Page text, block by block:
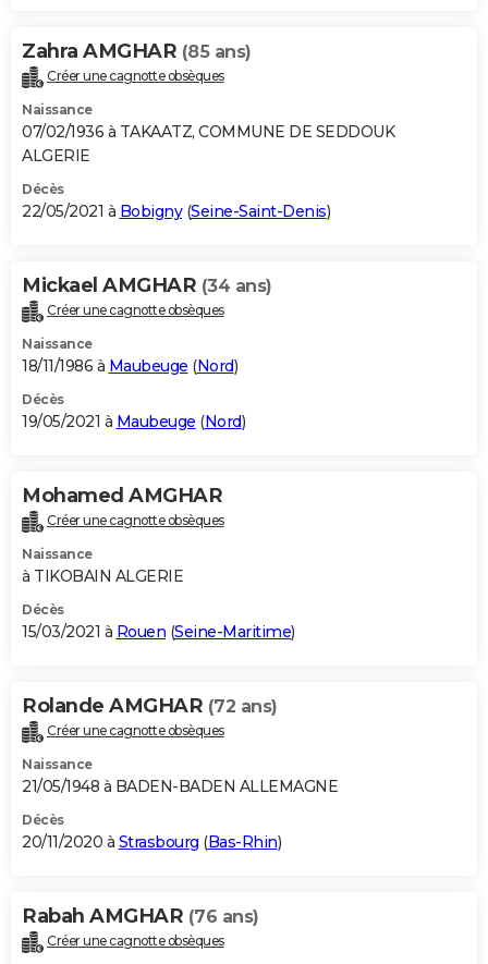
Zahra AMGHAR (85 ans)
Créer une cagnotte obsèques
Naissance
07/02/1936 à TAKAATZ, COMMUNE DE SEDDOUK
ALGERIE
Décès
22/05/2021 à Bobigny(Seine-Saint-Denis)
Mickael AMGHAR (34 ans)
Créer une cagnotte obsèques
Naissance
18/11/1986 à Maubeuge (Nord)
Décès
19/05/2021 à Maubeuge (Nord)
Mohamed AMGHAR
Créer une cagnotte obsèques
Naissance
à TIKOBAIN ALGERIE
Décès
15/03/2021 à Rouen (Seine-Maritime)
Rolande AMGHAR (72 ans)
Créer une cagnotte obsèques
Naissance
21/05/1948 à BADEN-BADEN ALLEMAGNE
Décès
20/11/2020 à Strasbourg (Bas-Rhin)
Rabah AMGHAR (76 ans)
Créer une cagnotte obsèques